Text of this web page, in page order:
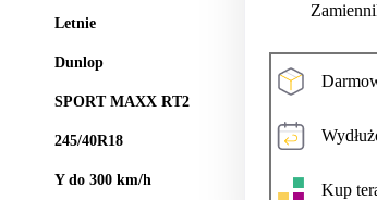
Letnie
Dunlop
SPORT MAXX RT2
245/40R18
Y do 300 km/h
Kup